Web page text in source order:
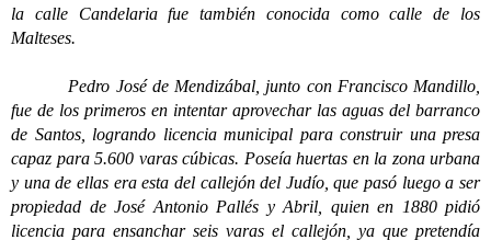
la calle Candelaria fue también conocida como calle de los
Malteses.
Pedro José de Mendizábal, junto con Francisco Mandillo,
fue de los primeros en intentar aprovechar las aguas del barranco
de Santos, logrando licencia municipal para construir una presa
capaz para 5.600 varas cúbicas. Poseía huertas en la zona urbana
y una de ellas era esta del callejón del Judío, que pasó luego a ser
propiedad de José Antonio Pallés y Abril, quien en 1880 pidió
licencia para ensanchar seis varas el callejón, ya que pretendía